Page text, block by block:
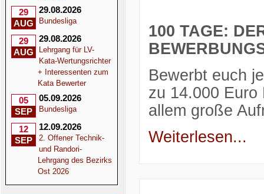
29
AUG
29.08.2026
Bundesliga
29
AUG
29.08.2026
Lehrgang für LV-
Kata-Wertungsrichter
+ Interessenten zum
Kata Bewerter
05
SEP
05.09.2026
Bundesliga
12
SEP
12.09.2026
2. Offener Technik-
und Randori-
Lehrgang des Bezirks
Ost 2026
100 TAGE:
Bewerbt euch
zu 14.000 Euro
allem große
Weiterlesen...